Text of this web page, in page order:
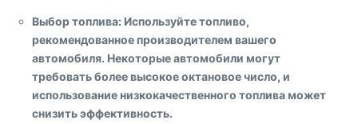
Выбор топлива: Используйте топливо,
рекомендованное производителем вашего
автомобиля. Некоторые автомобили могут
требовать более высокое октановое число, и
использование низкокачественного топлива может
снизить эффективность.